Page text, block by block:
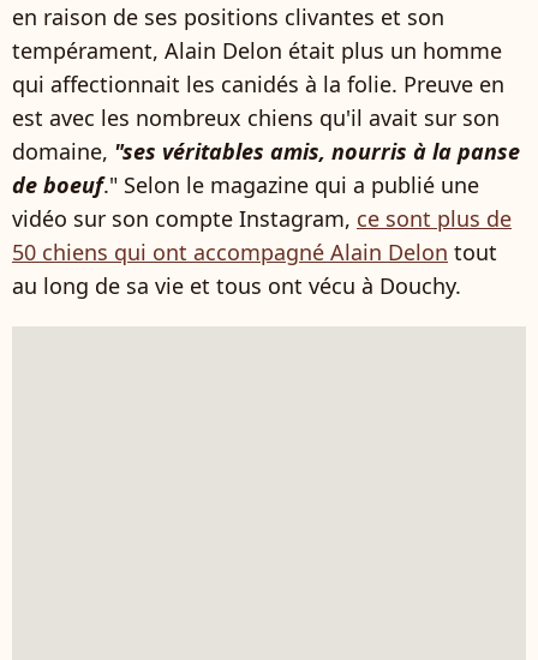
en raison de ses positions clivantes et son
tempérament, Alain Delon était plus un homme
qui affectionnait les canidés à la folie. Preuve en
est avec les nombreux chiens qu'il avait sur son
domaine, "ses véritables amis, nourris à la panse
de boeuf." Selon le magazine qui a publié une
vidéo sur son compte Instagram, ce sont plus de
50 chiens qui ont accompagné Alain Delon tout
au long de sa vie et tous ont vécu à Douchy.